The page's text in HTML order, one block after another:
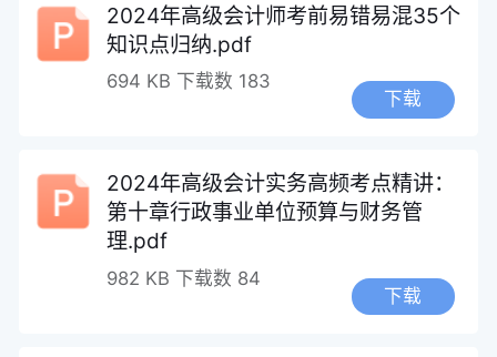
2024年高级会计师考前易错易混35个
知识点归纳.pdf
694 KB 下载数 183
下载
2024年高级会计实务高频考点精讲：
第十章行政事业单位预算与财务管
理.pdf
982 KB 下载数 84
下载